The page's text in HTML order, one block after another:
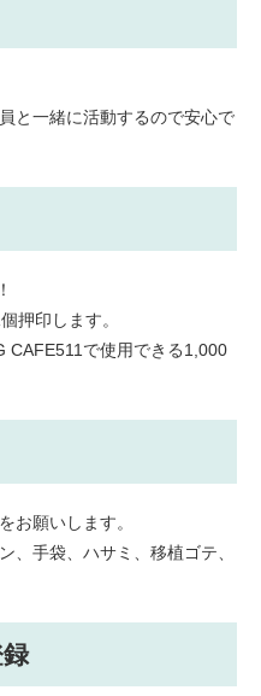
と一緒に活動するので安心で
押印します。
で使用できる1,000
お願いします。
、手袋、ハサミ、移植ゴテ、